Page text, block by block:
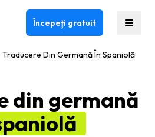
Începeți gratuit
Traducere Din Germană În Spaniolă
din germană